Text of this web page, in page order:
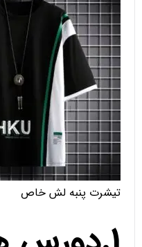
تیشرت پنبه لش خاص